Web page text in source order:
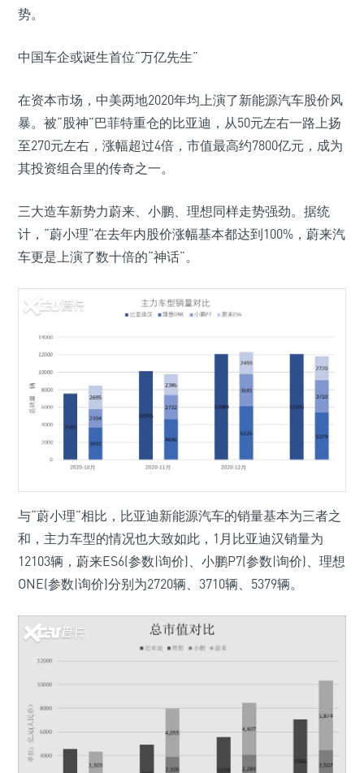
势。
中国车企或诞生首位“万亿先生”
在资本市场，中美两地2020年均上演了新能源汽车股价风
暴。被“股神”巴菲特重仓的比亚迪，从50元左右一路上扬
至270元左右，涨幅超过4倍，市值最高约7800亿元，成为
其投资组合里的传奇之一。
三大造车新势力蔚来、小鹏、理想同样走势强劲。据统
计，“蔚小理”在去年内股价涨幅基本都达到100%，蔚来汽
车更是上演了数十倍的“神话”。
与“蔚小理”相比，比亚迪新能源汽车的销量基本为三者之
和，主力车型的情况也大致如此，1月比亚迪汉销量为
12103辆，蔚来ES6(参数|询价)、小鹏P7(参数|询价)、理想
ONE(参数|询价)分别为2720辆、3710辆、5379辆。